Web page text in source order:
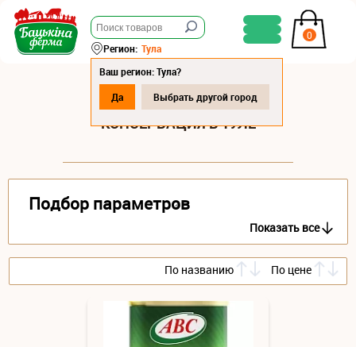
0
Регион: Тула
Ваш регион: Тула?
Да
Выбрать другой город
КОНСЕРВАЦИЯ В ТУЛЕ
Подбор параметров
Показать все
По названию По цене